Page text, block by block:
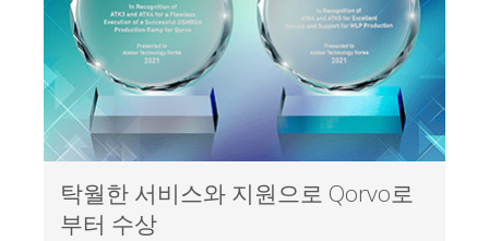
탁월한 서비스와 지원으로 Qorvo로
부터 수상